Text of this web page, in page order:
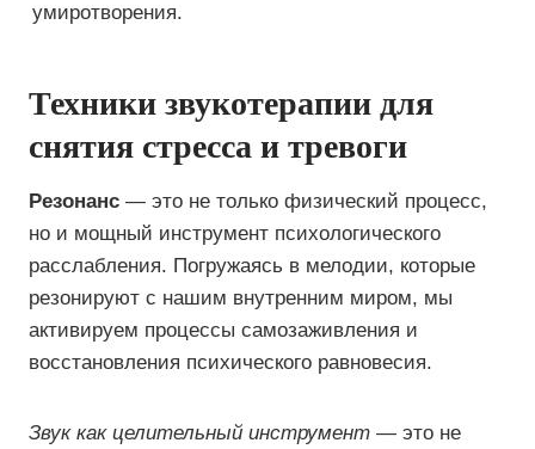
умиротворения.
Техники звукотерапии для
снятия стресса и тревоги
Резонанс — это не только физический процесс,
но и мощный инструмент психологического
расслабления. Погружаясь в мелодии, которые
резонируют с нашим внутренним миром, мы
активируем процессы самозаживления и
восстановления психического равновесия.
Звук как целительный инструмент — это не